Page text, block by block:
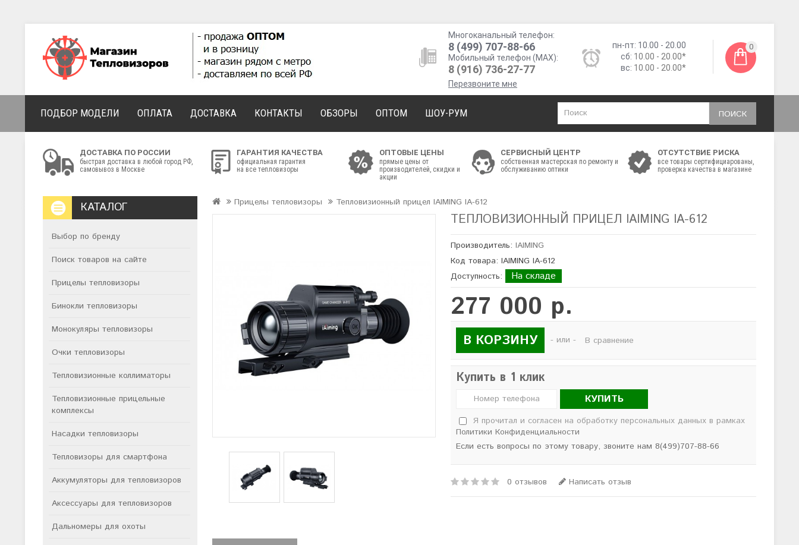
Многоканальный телефон:
8 (499) 707-88-66
Мобильный телефон (MAX):
8 (916) 736-27-77
Перезвоните мне
пн-пт: 10.00 - 20.00
сб: 10.00 - 20.00*
вс: 10.00 - 20.00*
0
ПОИСК
ПОДБОР МОДЕЛИ ОПЛАТА ДОСТАВКА КОНТАКТЫ ОБЗОРЫ ОПТОМ ШОУ-РУМ
ДОСТАВКА ПО РОССИИ
быстрая доставка в любой город РФ,
самовывоз в Москве
ГАРАНТИЯ КАЧЕСТВА
официальная гарантия
на все тепловизоры
ОПТОВЫЕ ЦЕНЫ
прямые цены от
производителей, скидки и
акции
СЕРВИСНЫЙ ЦЕНТР
собственная мастерская по ремонту и
обслуживанию оптики
ОТСУТСТВИЕ РИСКА
все товары сертифициарованы,
проверка качества в магазине
КАТАЛОГ
Выбор по бренду
Поиск товаров на сайте
Прицелы тепловизоры
Бинокли тепловизоры
Монокуляры тепловизоры
Очки тепловизоры
Тепловизионные коллиматоры
Тепловизионные прицельные
комплексы
Насадки тепловизоры
Тепловизоры для смартфона
Аккумуляторы для тепловизоров
Аксессуары для тепловизоров
Дальномеры для охоты
Прицелы тепловизоры Тепловизионный прицел IAIMING IA-612
ТЕПЛОВИЗИОННЫЙ ПРИЦЕЛ IAIMING IA-612
Производитель:IAIMING
Код товара: IAIMING IA-612
Доступность:
На складе
277 000 р.
В КОРЗИНУ - или - В сравнение
Купить в 1 клик
КУПИТЬ
Я прочитал и согласен на обработку персональных данных в рамках
Политики Конфиденциальности
Если есть вопросы по этому товару, звоните нам 8(499)707-88-66
0 отзывов Написать отзыв